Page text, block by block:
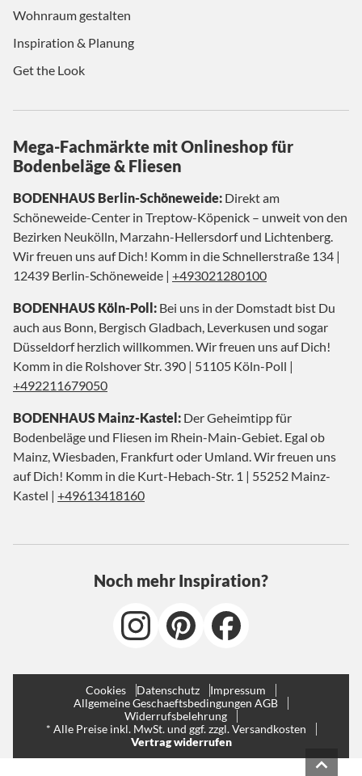
Wohnraum gestalten
Inspiration & Planung
Get the Look
Mega-Fachmärkte mit Onlineshop für
Bodenbeläge & Fliesen
BODENHAUS Berlin-Schöneweide: Direkt am
Schöneweide-Center in Treptow-Köpenick – unweit von den
Bezirken Neukölln, Marzahn-Hellersdorf und Lichtenberg.
Wir freuen uns auf Dich! Komm in die Schnellerstraße 134 |
12439 Berlin-Schöneweide | +493021280100
BODENHAUS Köln-Poll: Bei uns in der Domstadt bist Du
auch aus Bonn, Bergisch Gladbach, Leverkusen und sogar
Düsseldorf herzlich willkommen. Wir freuen uns auf Dich!
Komm in die Rolshover Str. 390 | 51105 Köln-Poll |
+492211679050
BODENHAUS Mainz-Kastel: Der Geheimtipp für
Bodenbeläge und Fliesen im Rhein-Main-Gebiet. Egal ob
Mainz, Wiesbaden, Frankfurt oder Umland. Wir freuen uns
auf Dich! Komm in die Kurt-Hebach-Str. 1 | 55252 Mainz-
Kastel | +49613418160
Noch mehr Inspiration?
Cookies Datenschutz
Impressum
Allgemeine Geschaeftsbedingungen AGB
Widerrufsbelehrung
* Alle Preise inkl. MwSt. und ggf. zzgl. Versandkosten
Vertrag widerrufen